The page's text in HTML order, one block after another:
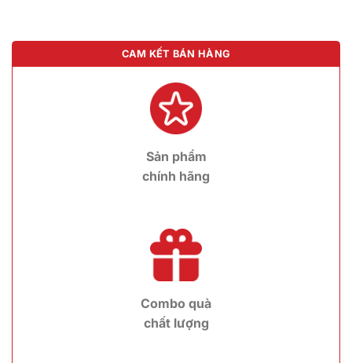
CAM KẾT BÁN HÀNG
Sản phẩm
chính hãng
Combo quà
chất lượng